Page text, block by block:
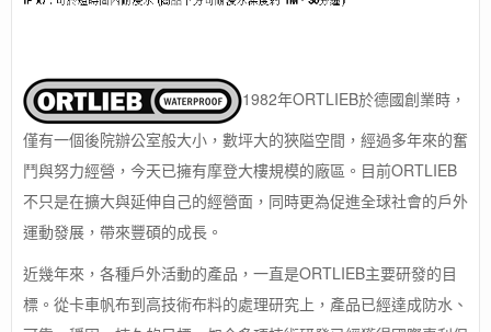
1982年ORTLIEB於德國創業時，
僅有一個後院辦公室般大小，數坪大的狹隘空間，經過多年來的奮
鬥與努力經營，今天已擁有摩登大樓規模的廠區。目前ORTLIEB
不只是在擴大與延伸自己的經營面，同時更為促進全球社會的戶外
運動發展，帶來豐碩的成長。
近幾年來，各種戶外活動的產品，一直是ORTLIEB主要研發的目
標。從卡車帆布到高技術布料的處理研究上，產品已經達成防水、